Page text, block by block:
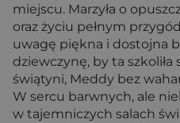
miejscu. Marzyła o
oraz życiu pełnym
uwagę piękna i dostojna
dziewczynę, by ta szkoliła
świątyni, Meddy bez
W sercu barwnych, ale
w tajemniczych salach